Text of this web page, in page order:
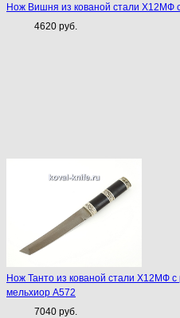
Нож Вишня из кованой стали Х12МФ
4620 руб.
Нож Танто из кованой стали Х12МФ с
мельхиор A572
7040 руб.